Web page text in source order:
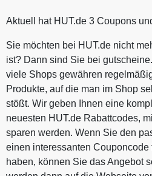
Aktuell hat HUT.de 3 Coupons
Sie möchten bei HUT.de nicht
ist? Dann sind Sie bei
viele Shops gewähren
Produkte, auf die man im Shop
stößt. Wir geben Ihnen eine
neuesten HUT.de Rabattcodes,
sparen werden. Wenn Sie den
einen interessanten Couponcode
haben, können Sie das Angebot